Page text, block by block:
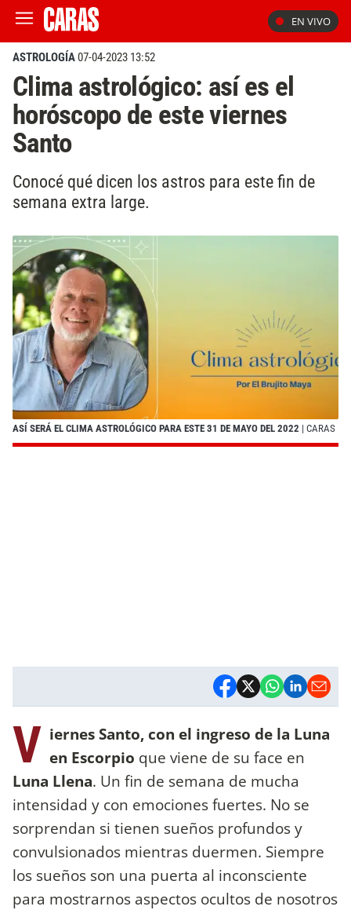
EN VIVO
ASTROLOGÍA07-04-2023 13:52
Clima astrológico: así es el
horóscopo de este viernes
Santo
Conocé qué dicen los astros para este fin de
semana extra large.
ASÍ SERÁ EL CLIMA ASTROLÓGICO PARA ESTE 31 DE MAYO DEL 2022 | CARAS
V iernes Santo, con el ingreso de la Luna
en Escorpio que viene de su face en
Luna Llena. Un fin de semana de mucha
intensidad y con emociones fuertes. No se
sorprendan si tienen sueños profundos y
convulsionados mientras duermen. Siempre
los sueños son una puerta al inconsciente
para mostrarnos aspectos ocultos de nosotros